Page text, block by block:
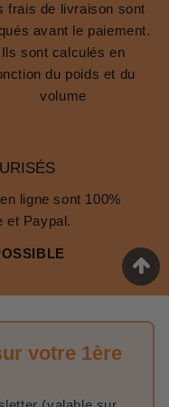
frais de livraison sont
avant le paiement.
Ils sont calculés en
du poids et du
volume
ligne sont 100%
et Paypal.
votre 1ère